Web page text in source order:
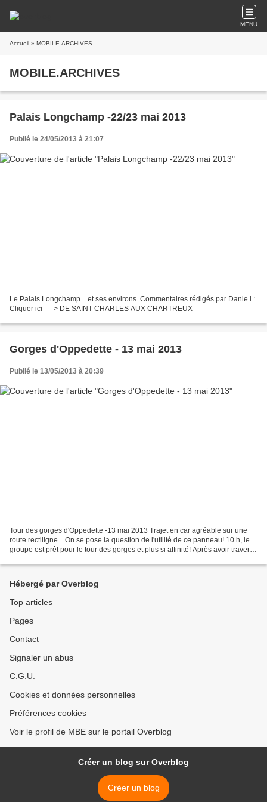
MENU
Accueil » MOBILE.ARCHIVES
MOBILE.ARCHIVES
Palais Longchamp -22/23 mai 2013
Publié le 24/05/2013 à 21:07
Le Palais Longchamp... et ses environs. Commentaires rédigés par Danie l :
Cliquer ici ----> DE SAINT CHARLES AUX CHARTREUX
Gorges d'Oppedette - 13 mai 2013
Publié le 13/05/2013 à 20:39
Tour des gorges d'Oppedette -13 mai 2013 Trajet en car agréable sur une
route rectiligne... On se pose la question de l'utilité de ce panneau! 10 h, le
groupe est prêt pour le tour des gorges et plus si affinité! Après avoir traversé
Hébergé par Overblog
Top articles
Pages
Contact
Signaler un abus
C.G.U.
Cookies et données personnelles
Préférences cookies
Voir le profil de MBE sur le portail Overblog
Créer un blog sur Overblog
Créer un blog